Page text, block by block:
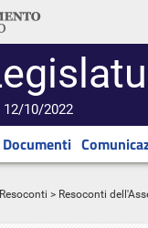
12/10/2022
Documenti
Resoconti > Resoconti